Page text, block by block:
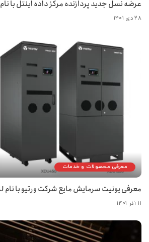
عرضه نسل جدید پردازنده مرکز داده اینتل با نام Sapphire Rapids
۲۸ دی ۱۴۰۱
معرفی محصولات و خدمات
معرفی یونیت سرمایش مایع شرکت ورتیو با نام XDU
۱۱ آذر ۱۴۰۱